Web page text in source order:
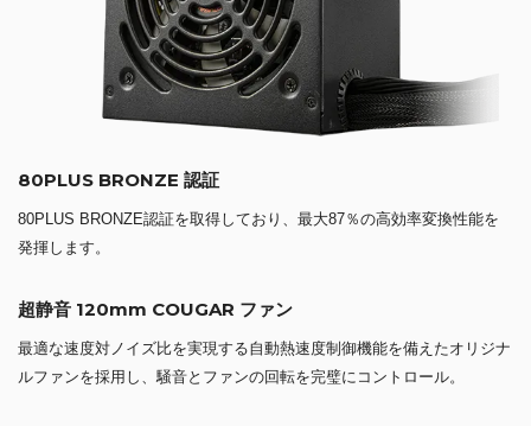
80PLUS BRONZE 認証
80PLUS BRONZE認証を取得しており、最大87％の高効率変換性能を
発揮します。
超静音 120mm COUGAR ファン
最適な速度対ノイズ比を実現する自動熱速度制御機能を備えたオリジナ
ルファンを採用し、騒音とファンの回転を完璧にコントロール。